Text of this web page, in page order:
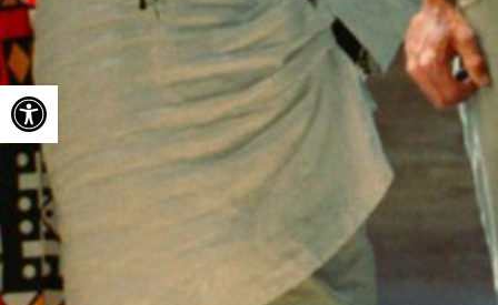
Ouvrir la barre d’outils